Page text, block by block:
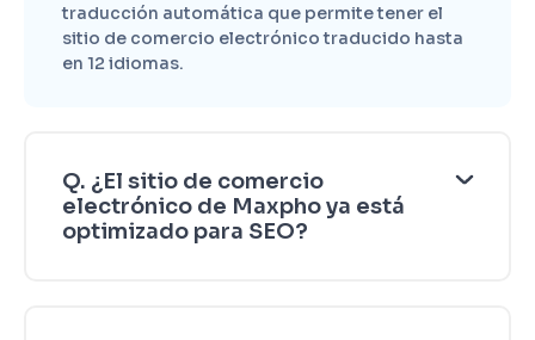
traducción automática que permite tener el
sitio de comercio electrónico traducido hasta
en 12 idiomas.
Q. ¿El sitio de comercio
electrónico de Maxpho ya está
optimizado para SEO?